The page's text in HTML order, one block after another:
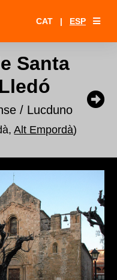
CAT | ESP
Santa
/ Lucduno
Alt Empordà)